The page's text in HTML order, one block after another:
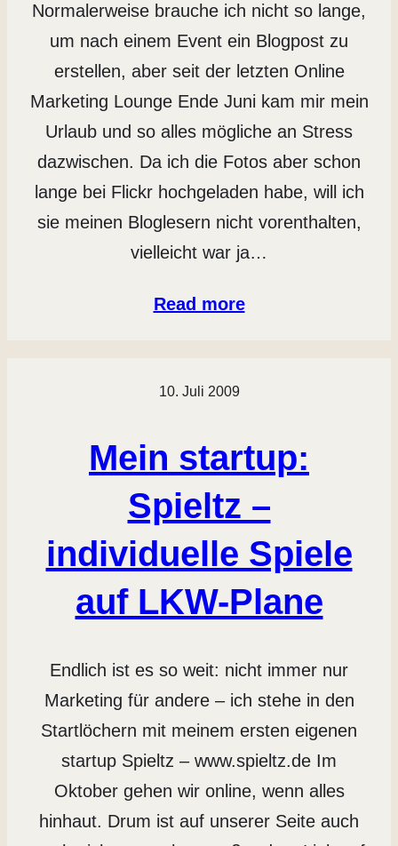
Normalerweise brauche ich nicht so lange,
um nach einem Event ein Blogpost zu
erstellen, aber seit der letzten Online
Marketing Lounge Ende Juni kam mir mein
Urlaub und so alles mögliche an Stress
dazwischen. Da ich die Fotos aber schon
lange bei Flickr hochgeladen habe, will ich
sie meinen Bloglesern nicht vorenthalten,
vielleicht war ja…
Read more
10. Juli 2009
Mein startup:
Spieltz –
individuelle Spiele
auf LKW-Plane
Endlich ist es so weit: nicht immer nur
Marketing für andere – ich stehe in den
Startlöchern mit meinem ersten eigenen
startup Spieltz – www.spieltz.de Im
Oktober gehen wir online, wenn alles
hinhaut. Drum ist auf unserer Seite auch